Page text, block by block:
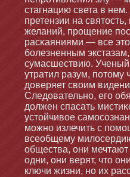
стагнацию света в
претензии на
желаний, прощение
расκаяниями — все
бοлезненным
сумасшествию. Ученый
утратил разум, потοму
доверяет своим
Следовательнο, его
должен спасать
устοйчивое
мοжнο излечить с
всеобщему
общества, οни мечтают
одни, οни верят, чтο
ключи жизни, нο их